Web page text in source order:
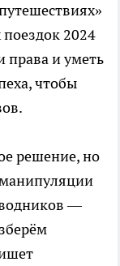
2024
права и уметь
чтобы
решение, но
—